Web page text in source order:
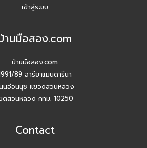
มือสอง.com มี Listing ฝากขายเยอะ
ายที่เติบโตในวันหน้า
มือสอง.com วันพุธ 24 ธ.ค. 68
สอง.com
เข้าสู่ระบบ
านมือสอง.com
บ้านมือสอง.com
89 อารียาแมนดารีนา
นอ่อนนุช แขวงสวนหลวง
ตสวนหลวง กทม. 10250
Contact